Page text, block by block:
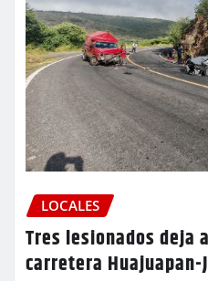
LOCALES
Tres lesionados deja
carretera Huajuapan-